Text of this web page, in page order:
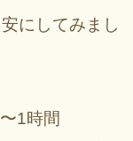
にしてみまし
1時間